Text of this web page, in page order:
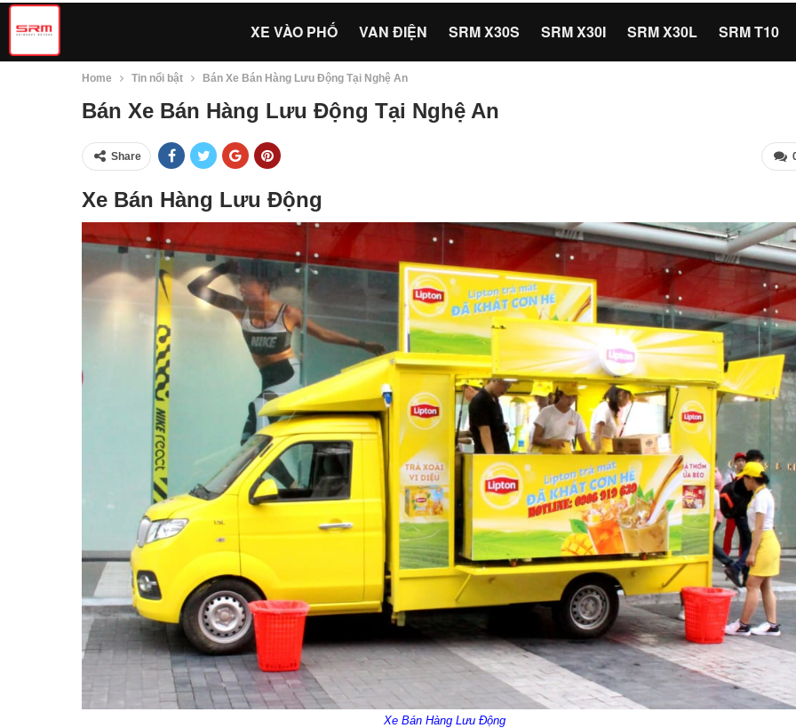
XE VÀO PHỐ VAN ĐIỆN SRM X30S SRM X30I SRM X30L SRM T10
Home Tin nổi bật Bán Xe Bán Hàng Lưu Động Tại Nghệ An
Bán Xe Bán Hàng Lưu Động Tại Nghệ An
Share
Xe Bán Hàng Lưu Động
Xe Bán Hàng Lưu Động